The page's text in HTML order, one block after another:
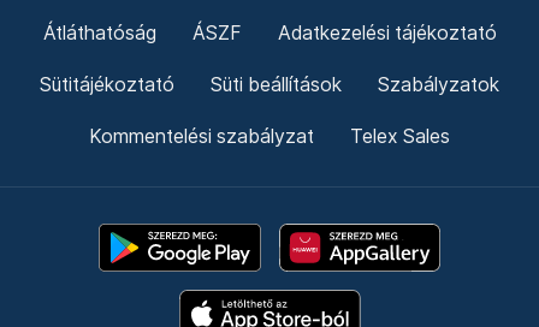
Átláthatóság ÁSZF Adatkezelési tájékoztató
Sütitájékoztató Süti beállítások Szabályzatok
Kommentelési szabályzat Telex Sales